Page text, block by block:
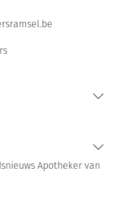
Apotheker van